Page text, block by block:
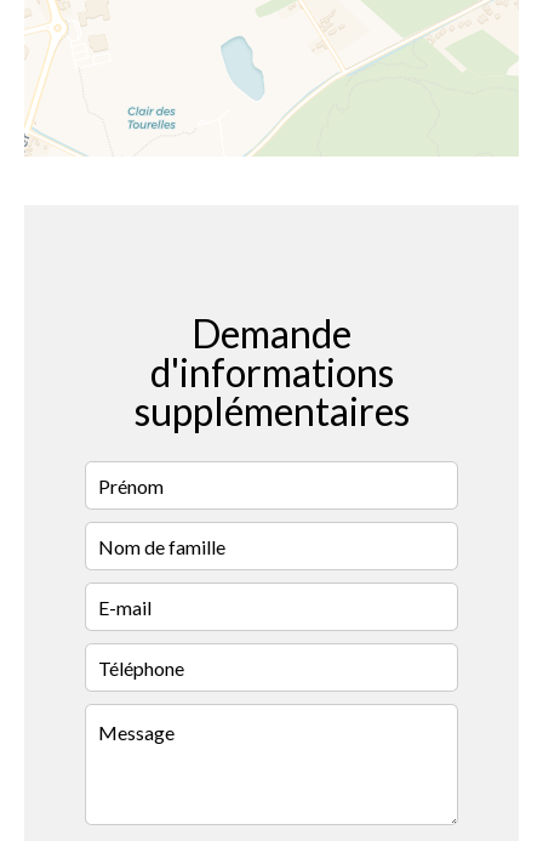
Demande
d'informations
supplémentaires